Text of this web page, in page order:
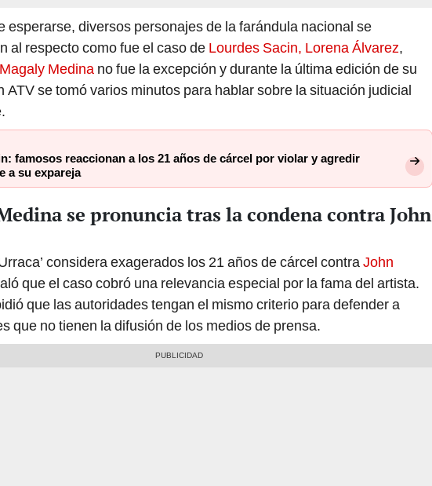
esperarse, diversos personajes de la farándula nacional se
al respecto como fue el caso de Lourdes Sacin, Lorena Álvarez,
Magaly Medina no fue la excepción y durante la última edición de su
ATV se tomó varios minutos para hablar sobre la situación judicial
famosos reaccionan a los 21 años de cárcel por violar y agredir
a su expareja
se pronuncia tras la condena contra John
considera exagerados los 21 años de cárcel contraJohn
que el caso cobró una relevancia especial por la fama del artista.
que las autoridades tengan el mismo criterio para defender a
que no tienen la difusión de los medios de prensa.